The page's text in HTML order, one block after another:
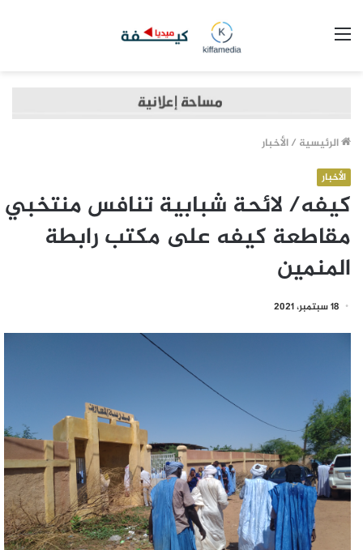
الرئيسية /الأخبار
الأخبار
كيفه/ لائحة شبابية تنافس منتخبي
مقاطعة كيفه على مكتب رابطة
المنمين
18 سبتمبر، 2021